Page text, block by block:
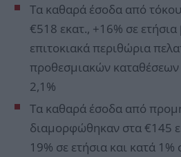
Τα καθαρά έσοδα από
€518 εκατ., +16% σε
επιτοκιακά περιθώρια
προθεσμιακών
2,1%
Τα καθαρά έσοδα από
διαμορφώθηκαν στα €145
19% σε ετήσια και κατά 1%